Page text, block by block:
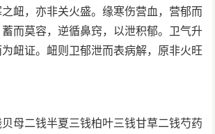
衄，亦非关火盛。缘寒伤营血，营郁而
而莫容，逆循鼻窍，以泄积郁。卫气升
衄证。衄则卫郁泄而表病解，原非火旺
母二钱半夏三钱柏叶三钱甘草二钱芍药